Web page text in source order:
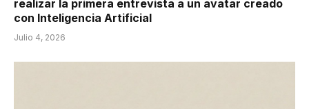
realizar la primera entrevista a un avatar creado
con Inteligencia Artificial
Julio 4, 2026